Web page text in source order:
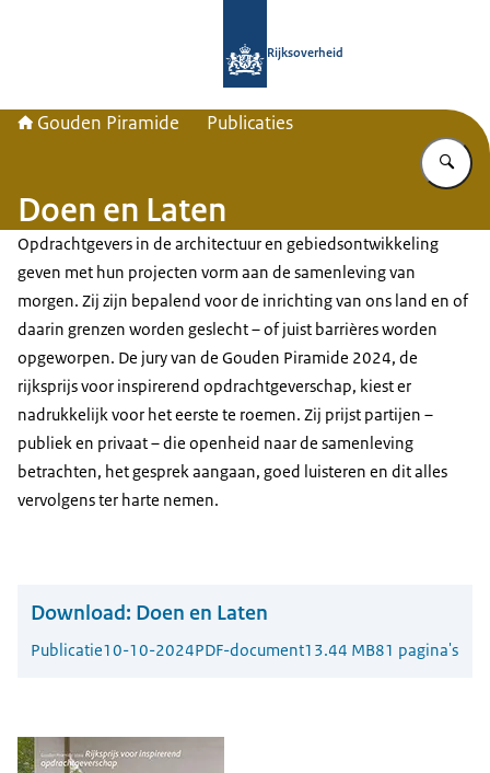
Rijksoverheid
Gouden Piramide Publicaties
Doen en Laten
Opdrachtgevers in de architectuur en gebiedsontwikkeling
geven met hun projecten vorm aan de samenleving van
morgen. Zij zijn bepalend voor de inrichting van ons land en of
daarin grenzen worden geslecht – of juist barrières worden
opgeworpen. De jury van de Gouden Piramide 2024, de
rijksprijs voor inspirerend opdrachtgeverschap, kiest er
nadrukkelijk voor het eerste te roemen. Zij prijst partijen –
publiek en privaat – die openheid naar de samenleving
betrachten, het gesprek aangaan, goed luisteren en dit alles
vervolgens ter harte nemen.
Download: Doen en Laten
Publicatie10-10-2024PDF-document13.44 MB81 pagina's